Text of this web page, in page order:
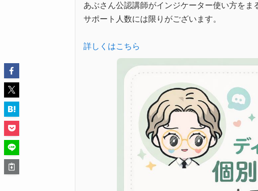
あぶさん公認講師がインジケーター使い方をま
サポート人数には限りがございます。
詳しくはこちら